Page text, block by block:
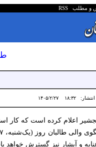
و مطلب RSS
انتشار:۱۸:۳۲ ۱۴۰۵/۲/۲۷
اعلام کرده است که کار
و آبشار نیز گسترش خواهد